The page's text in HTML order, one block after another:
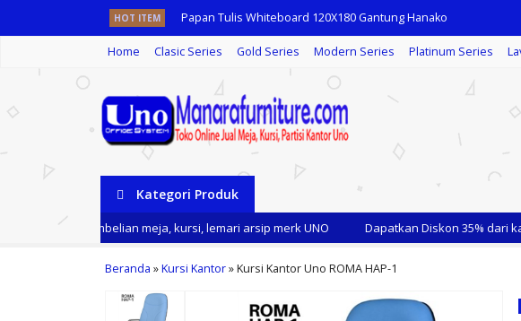
HOT ITEM
Meja Kantor UNO UOD 7068 ECR
Meja Kantor Uno UOD 4058
Kursi Kantor Uno Berlin Grey WHL
Lemari Cradenza Uno UCR 7368
Papan Tulis Whiteboard 90x120 Gantung Hanako
Home Clasic Series Gold Series Modern Series Platinum Series
Kategori Produk
setiap pembelian meja, kursi, lemari arsip merk UNO Dapatkan Diskon 35% dari
Beranda »Kursi Kantor»Kursi Kantor Uno ROMA HAP-1